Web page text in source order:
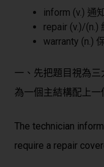
inform (v.) 通
repair (v.)/(n.)
warranty (n.)
一、先把題目視為三
為一個主結構配上一
The technician
require a repair